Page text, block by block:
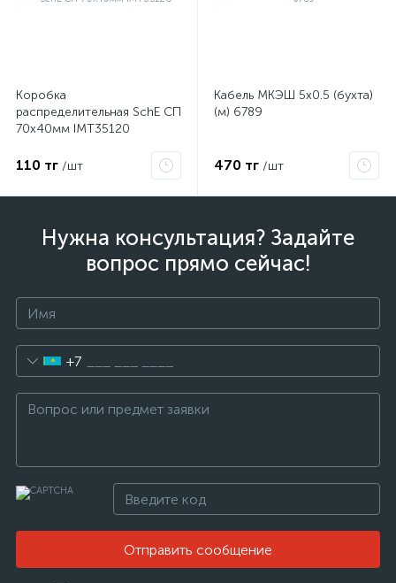
Коробка
распределительная SchE СП
70х40мм IMT35120
110 тг /шт
Кабель МКЭШ 5х0.5 (бухта)
(м) 6789
470 тг /шт
Нужна консультация? Задайте
вопрос прямо сейчас!
+7
Отправить сообщение